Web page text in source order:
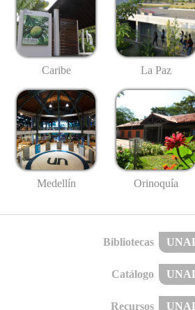
Caribe La Paz
Medellín Orinoquía
Bibliotecas
Catálogo
Recursos